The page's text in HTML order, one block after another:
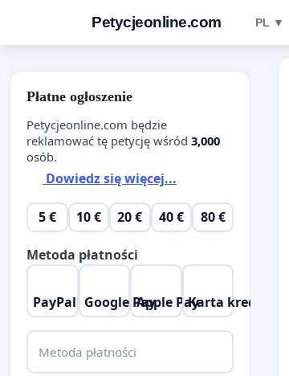
Petycjeonline.com PL ▼
Płatne ogłoszenie
Petycjeonline.com będzie
reklamować tę petycję wśród 3,000
osób.
Dowiedz się więcej...
5 € 10 € 20 € 40 € 80 €
Metoda płatności
PayPal Google PayApple PayKarta kredytowa
Metoda płatności